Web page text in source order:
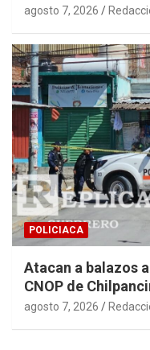
agosto 7, 2026
POLICIACA
Atacan a balazos
CNOP de
agosto 7, 2026